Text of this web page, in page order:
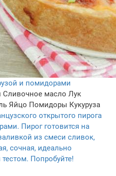
и помидорами
Сливочное масло Лук
Яйцо Помидоры Кукуруза
открытого пирога
Пирог готовится на
из смеси сливок,
сочная, идеально
Попробуйте!